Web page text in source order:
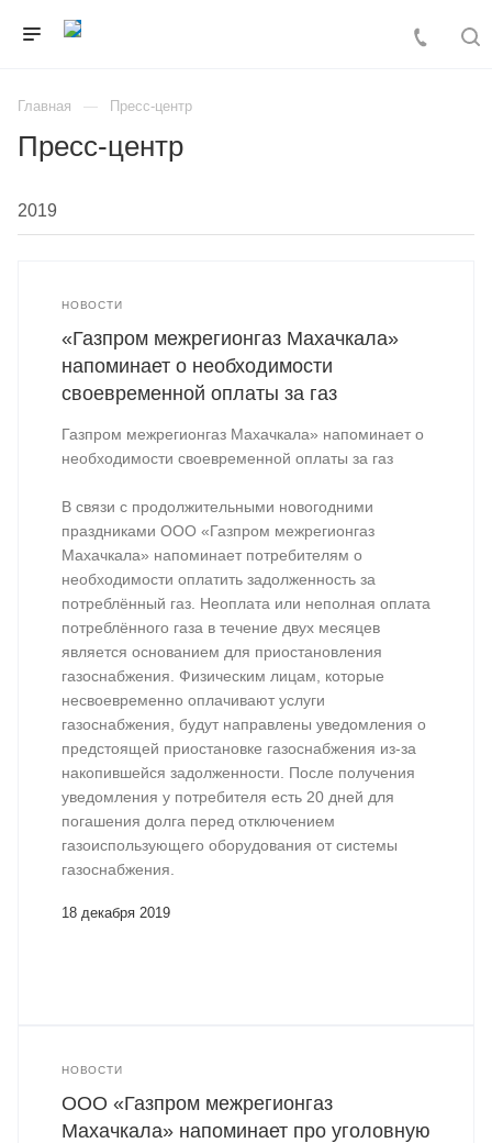
Главная Пресс-центр
Пресс-центр
НОВОСТИ
«Газпром межрегионгаз Махачкала»
напоминает о необходимости
своевременной оплаты за газ
Газпром межрегионгаз Махачкала» напоминает о
необходимости своевременной оплаты за газ
В связи с продолжительными новогодними
праздниками ООО «Газпром межрегионгаз
Махачкала» напоминает потребителям о
необходимости оплатить задолженность за
потреблённый газ. Неоплата или неполная оплата
потреблённого газа в течение двух месяцев
является основанием для приостановления
газоснабжения. Физическим лицам, которые
несвоевременно оплачивают услуги
газоснабжения, будут направлены уведомления о
предстоящей приостановке газоснабжения из-за
накопившейся задолженности. После получения
уведомления у потребителя есть 20 дней для
погашения долга перед отключением
газоиспользующего оборудования от системы
газоснабжения.
18 декабря 2019
НОВОСТИ
ООО «Газпром межрегионгаз
Махачкала» напоминает про уголовную